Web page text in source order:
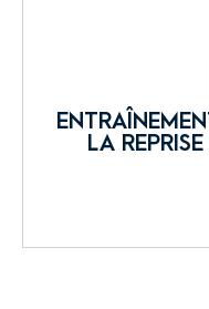
LA